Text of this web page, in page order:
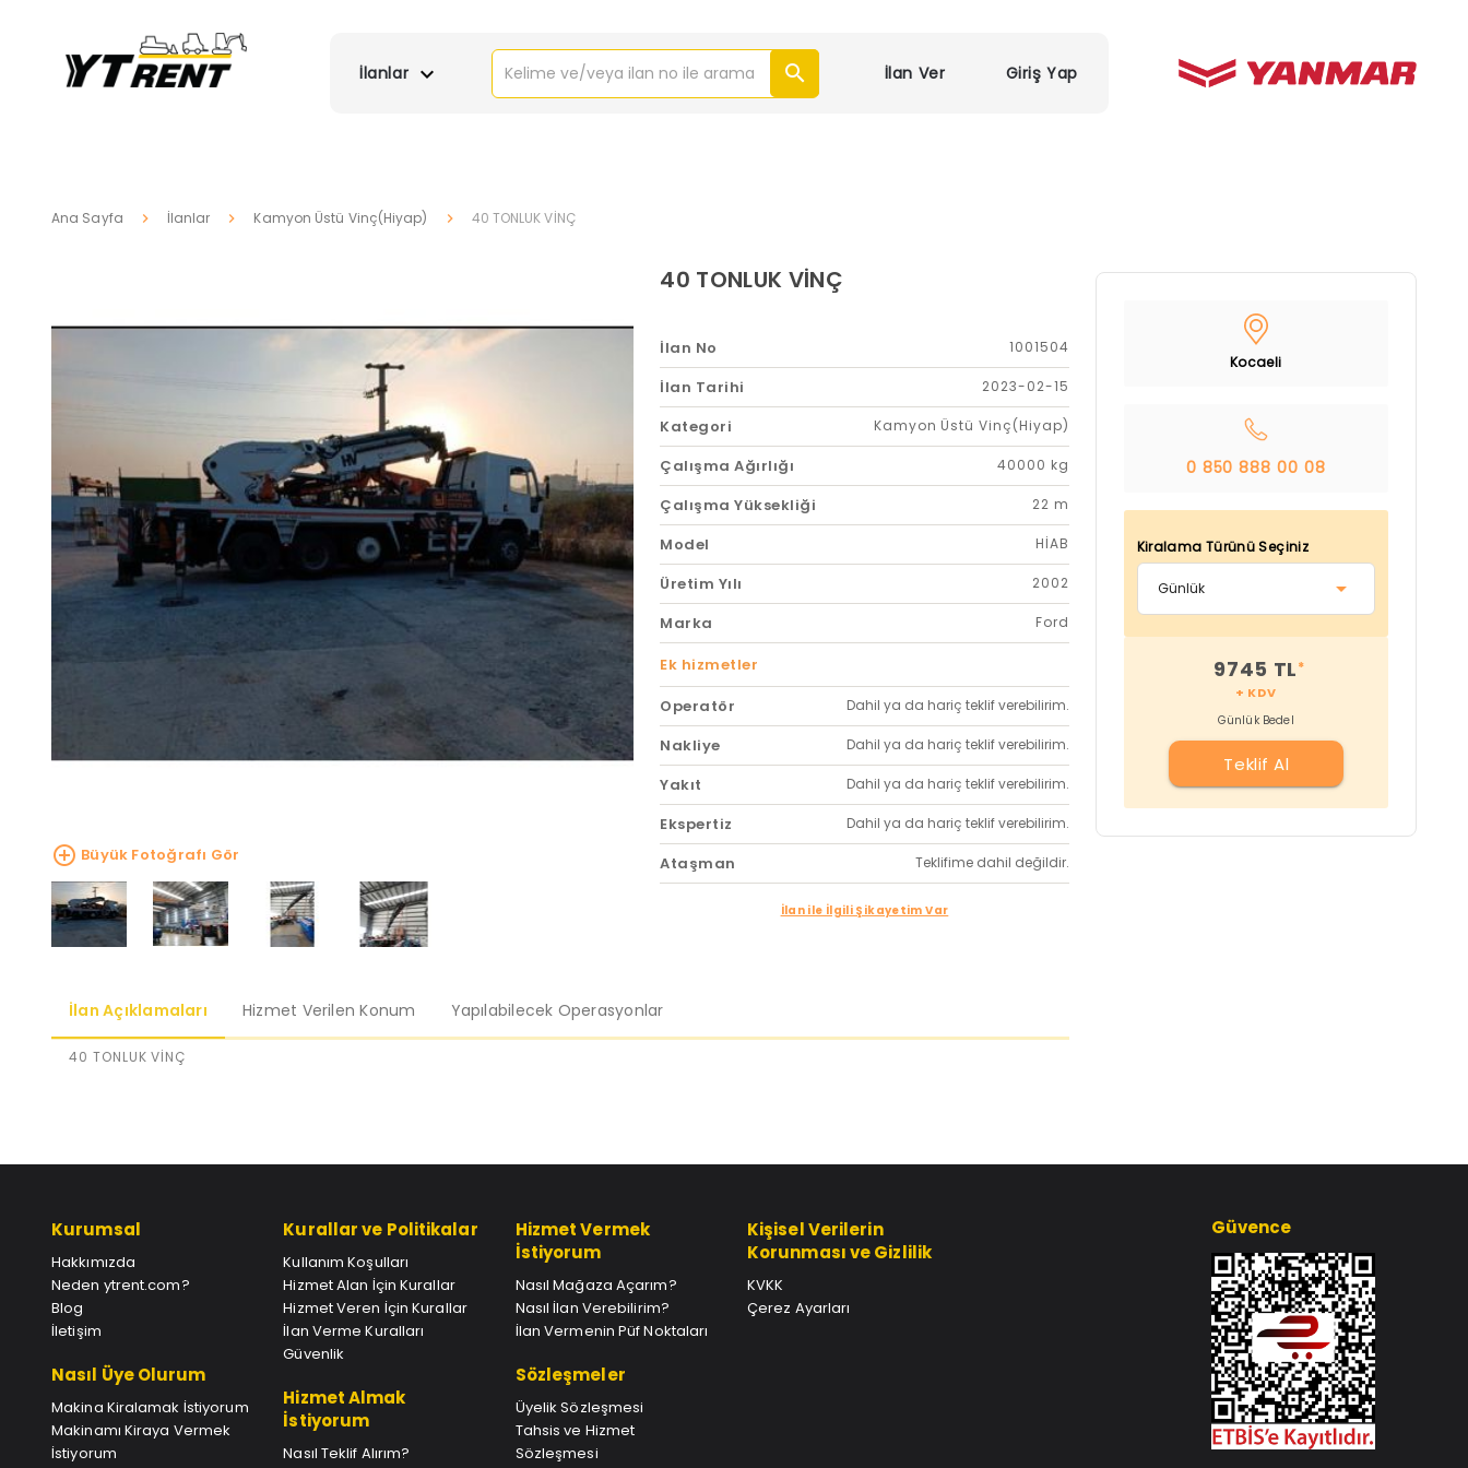
İlanlar İlan Ver Giriş Yap
Ana Sayfa İlanlar Kamyon Üstü Vinç(Hiyap) 40 TONLUK VİNÇ
Büyük Fotoğrafı Gör
40 TONLUK VİNÇ
İlan No 1001504
İlan Tarihi 2023-02-15
Kategori Kamyon Üstü Vinç(Hiyap)
Çalışma Ağırlığı 40000 kg
Çalışma Yüksekliği 22 m
Model HİAB
Üretim Yılı 2002
Marka Ford
Ek hizmetler
Operatör
Dahil ya da hariç teklif verebilirim.
Nakliye Dahil ya da hariç teklif verebilirim.
Yakıt Dahil ya da hariç teklif verebilirim.
Ekspertiz Dahil ya da hariç teklif verebilirim.
Ataşman Teklifime dahil değildir.
İlan ile İlgili Şikayetim Var
İlan Açıklamaları Hizmet Verilen Konum Yapılabilecek Operasyonlar
40 TONLUK VİNÇ
Kocaeli
0 850 888 00 08
Kiralama Türünü Seçiniz
9745 TL*
+ KDV
Günlük Bedel
Teklif Al
Kurumsal
Hakkımızda
Neden ytrent.com?
Blog
İletişim
Nasıl Üye Olurum
Makina Kiralamak İstiyorum
Makinamı Kiraya Vermek
İstiyorum
Kurallar ve Politikalar
Kullanım Koşulları
Hizmet Alan İçin Kurallar
Hizmet Veren İçin Kurallar
İlan Verme Kuralları
Güvenlik
Hizmet Almak
İstiyorum
Nasıl Teklif Alırım?
Hizmet Vermek
İstiyorum
Nasıl Mağaza Açarım?
Nasıl İlan Verebilirim?
İlan Vermenin Püf Noktaları
Sözleşmeler
Üyelik Sözleşmesi
Tahsis ve Hizmet
Sözleşmesi
Kişisel Verilerin
Korunması ve Gizlilik
KVKK
Çerez Ayarları
Güvence